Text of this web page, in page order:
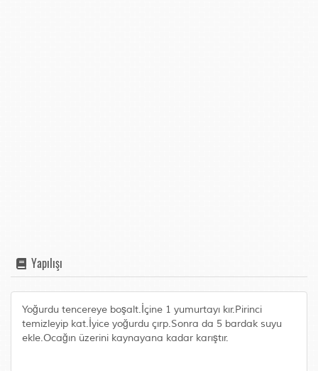
Yapılışı
Yoğurdu tencereye boşalt.İçine 1 yumurtayı kır.Pirinci
temizleyip kat.İyice yoğurdu çırp.Sonra da 5 bardak suyu
ekle.Ocağın üzerini kaynayana kadar karıştır.